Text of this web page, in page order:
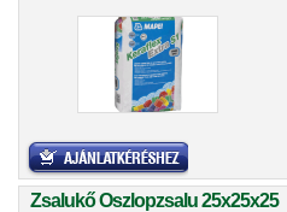
Zsalukő Oszlopzsalu 25x25x25